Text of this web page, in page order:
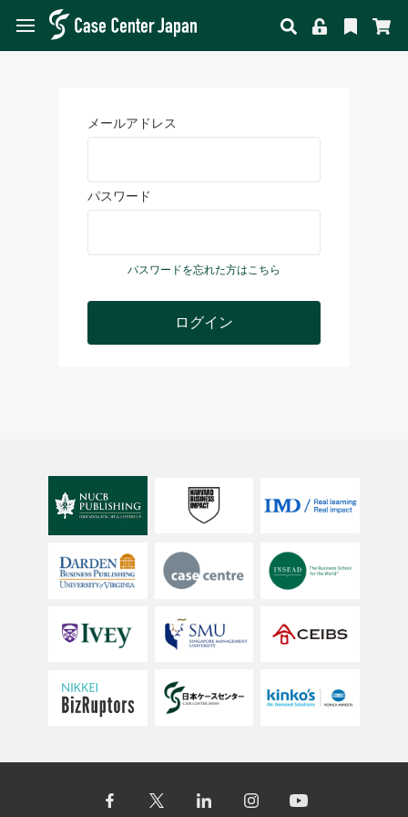
メールアドレス
パスワード
パスワードを忘れた方はこちら
ログイン